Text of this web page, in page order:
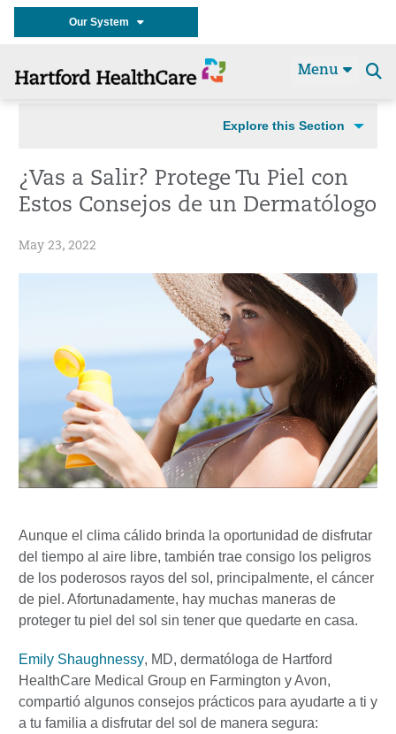
Our System
Menu
Explore this Section
¿Vas a Salir? Protege Tu Piel con
Estos Consejos de un Dermatólogo
May 23, 2022
Aunque el clima cálido brinda la oportunidad de disfrutar
del tiempo al aire libre, también trae consigo los peligros
de los poderosos rayos del sol, principalmente, el cáncer
de piel. Afortunadamente, hay muchas maneras de
proteger tu piel del sol sin tener que quedarte en casa.
Emily Shaughnessy, MD, dermatóloga de Hartford
HealthCare Medical Group en Farmington y Avon,
compartió algunos consejos prácticos para ayudarte a ti y
a tu familia a disfrutar del sol de manera segura: